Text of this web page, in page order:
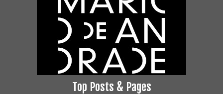
Top Posts & Pages